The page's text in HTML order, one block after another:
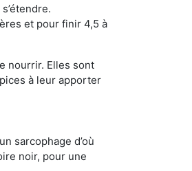
et pour finir 4,5 à
nourrir. Elles sont
à leur apporter
sarcophage d’où
noir, pour une